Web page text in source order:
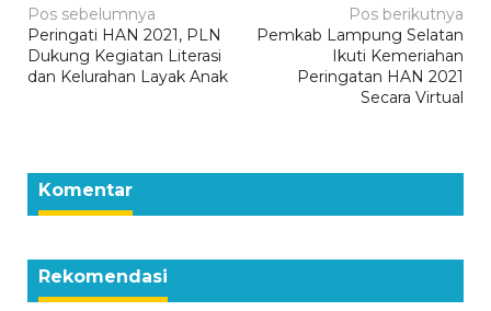
Navigasi
pos
Pos sebelumnya
Peringati HAN 2021, PLN
Dukung Kegiatan Literasi
dan Kelurahan Layak Anak
Pos berikutnya
Pemkab Lampung Selatan
Ikuti Kemeriahan
Peringatan HAN 2021
Secara Virtual
Komentar
Rekomendasi